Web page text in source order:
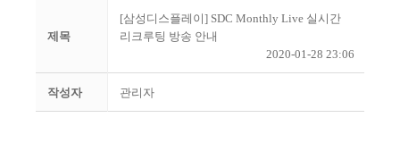
제목
[삼성디스플레이] SDC Monthly Live 실시간
리크루팅 방송 안내
2020-01-28 23:06
작성자 관리자